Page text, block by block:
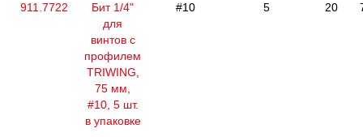
911.7722
Бит 1/4"
для
винтов с
профилем
TRIWING,
75 мм,
#10, 5 шт.
в упаковке
#10 5 20